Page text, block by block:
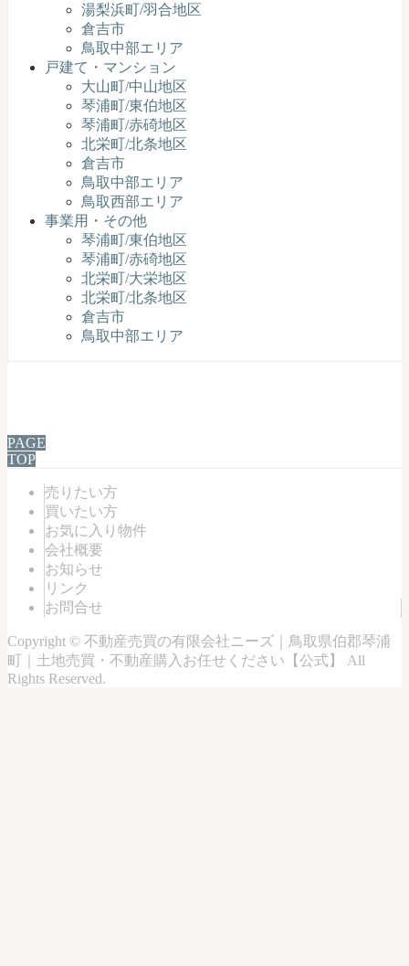
湯梨浜町/羽合地区
倉吉市
鳥取中部エリア
戸建て・マンション
大山町/中山地区
琴浦町/東伯地区
琴浦町/赤碕地区
北栄町/北条地区
倉吉市
鳥取中部エリア
鳥取西部エリア
事業用・その他
琴浦町/東伯地区
琴浦町/赤碕地区
北栄町/大栄地区
北栄町/北条地区
倉吉市
鳥取中部エリア
PAGE
TOP
売りたい方
買いたい方
お気に入り物件
会社概要
お知らせ
リンク
お問合せ
Copyright © 不動産売買の有限会社ニーズ｜鳥取県伯郡琴浦
町｜土地売買・不動産購入お任せください【公式】
All
Rights Reserved.